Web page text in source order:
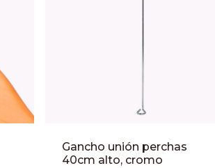
Gancho unión perchas
40cm alto, cromo